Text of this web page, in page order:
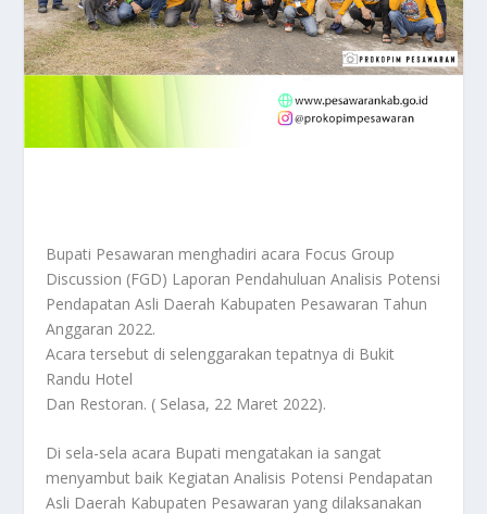
Bupati Pesawaran menghadiri acara Focus Group
Discussion (FGD) Laporan Pendahuluan Analisis Potensi
Pendapatan Asli Daerah Kabupaten Pesawaran Tahun
Anggaran 2022.
Acara tersebut di selenggarakan tepatnya di Bukit
Randu Hotel
Dan Restoran. ( Selasa, 22 Maret 2022).
Di sela-sela acara Bupati mengatakan ia sangat
menyambut baik Kegiatan Analisis Potensi Pendapatan
Asli Daerah Kabupaten Pesawaran yang dilaksanakan